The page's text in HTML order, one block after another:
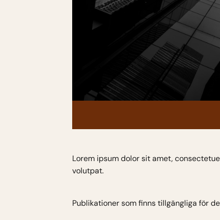
Lorem ipsum dolor sit amet,
volutpat.
Publikationer som finns tillgängliga för